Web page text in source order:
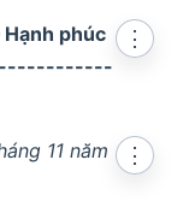
Hạnh phúc
⋮
11 năm
⋮